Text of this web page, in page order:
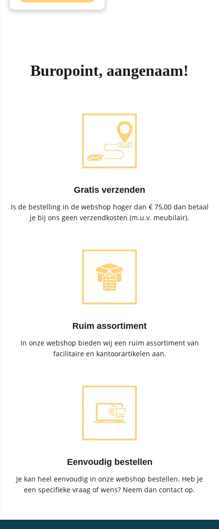
Buropoint, aangenaam!
Gratis verzenden
Is de bestelling in de webshop hoger dan € 75,00 dan betaal
je bij ons geen verzendkosten (m.u.v. meubilair).
Ruim assortiment
In onze webshop bieden wij een ruim assortiment van
facilitaire en kantoorartikelen aan.
Eenvoudig bestellen
Je kan heel eenvoudig in onze webshop bestellen. Heb je
een specifieke vraag of wens? Neem dan contact op.